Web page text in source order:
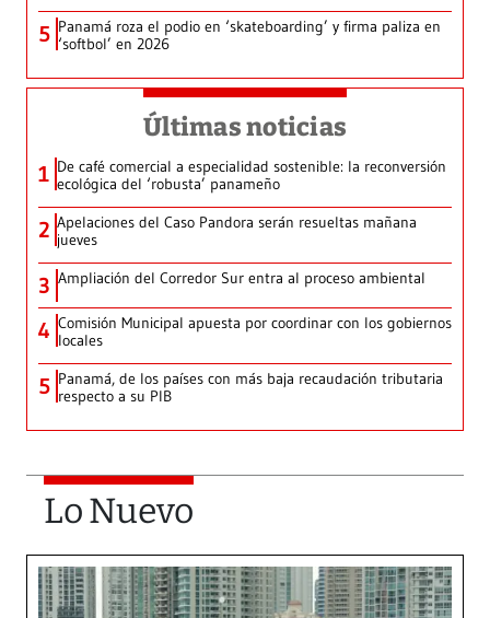
5 Panamá roza el podio en ‘skateboarding’ y firma paliza en
‘softbol’ en 2026
Últimas noticias
1 De café comercial a especialidad sostenible: la reconversión
ecológica del ‘robusta’ panameño
2 Apelaciones del Caso Pandora serán resueltas mañana
jueves
3 Ampliación del Corredor Sur entra al proceso ambiental
4 Comisión Municipal apuesta por coordinar con los gobiernos
locales
5 Panamá, de los países con más baja recaudación tributaria
respecto a su PIB
Lo Nuevo